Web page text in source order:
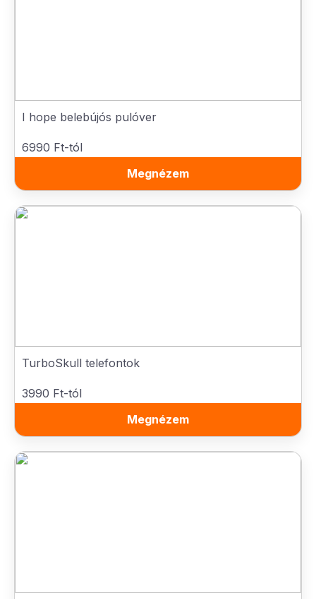
I hope belebújós pulóver
6990 Ft-tól
Megnézem
TurboSkull telefontok
3990 Ft-tól
Megnézem